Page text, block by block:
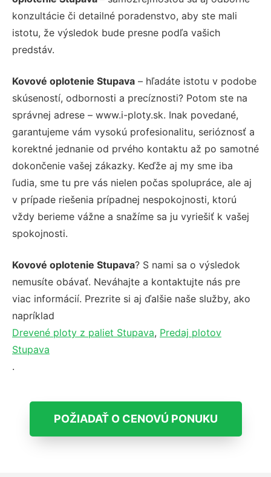
konzultácie či detailné poradenstvo, aby ste mali
istotu, že výsledok bude presne podľa vašich
predstáv.
Kovové oplotenie Stupava – hľadáte istotu v podobe
skúseností, odbornosti a precíznosti? Potom ste na
správnej adrese – www.i-ploty.sk. Inak povedané,
garantujeme vám vysokú profesionalitu, serióznosť a
korektné jednanie od prvého kontaktu až po samotné
dokončenie vašej zákazky. Keďže aj my sme iba
ľudia, sme tu pre vás nielen počas spolupráce, ale aj
v prípade riešenia prípadnej nespokojnosti, ktorú
vždy berieme vážne a snažíme sa ju vyriešiť k vašej
spokojnosti.
Kovové oplotenie Stupava? S nami sa o výsledok
nemusíte obávať. Neváhajte a kontaktujte nás pre
viac informácií. Prezrite si aj ďalšie naše služby, ako
napríklad
Drevené ploty z paliet Stupava, Predaj plotov
Stupava
.
POŽIADAŤ O CENOVÚ PONUKU